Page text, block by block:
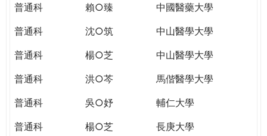
普通科
賴○臻
中國醫藥大學
普通科
沈○筑
中山醫學大學
普通科
楊○芝
中山醫學大學
普通科
洪○芩
馬偕醫學大學
普通科
吳○妤
輔仁大學
普通科
楊○芝
長庚大學